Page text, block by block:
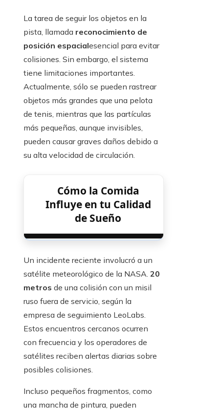
La tarea de seguir los objetos en la
pista, llamada reconocimiento de
posición espacialesencial para evitar
colisiones. Sin embargo, el sistema
tiene limitaciones importantes.
Actualmente, sólo se pueden rastrear
objetos más grandes que una pelota
de tenis, mientras que las partículas
más pequeñas, aunque invisibles,
pueden causar graves daños debido a
su alta velocidad de circulación.
Cómo la Comida
Influye en tu Calidad
de Sueño
Un incidente reciente involucró a un
satélite meteorológico de la NASA. 20
metros de una colisión con un misil
ruso fuera de servicio, según la
empresa de seguimiento LeoLabs.
Estos encuentros cercanos ocurren
con frecuencia y los operadores de
satélites reciben alertas diarias sobre
posibles colisiones.
Incluso pequeños fragmentos, como
una mancha de pintura, pueden